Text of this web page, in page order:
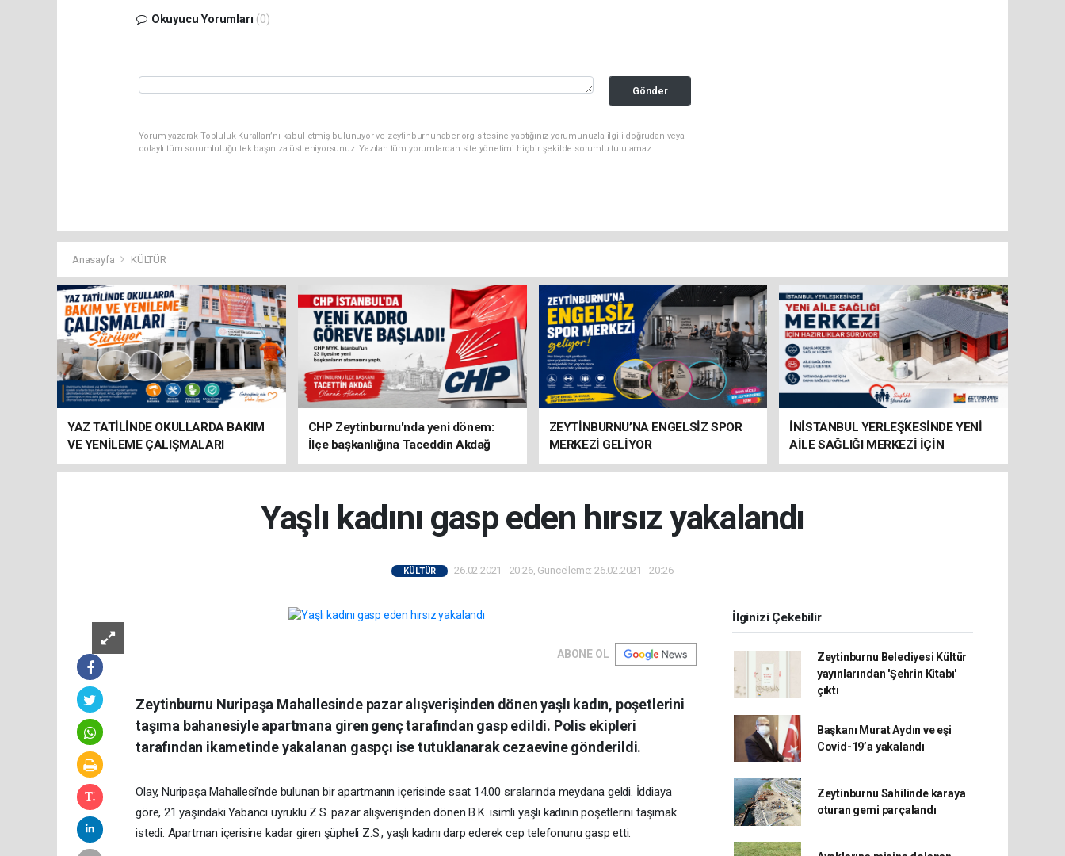
Okuyucu Yorumları (0)
Gönder
Yorum yazarak Topluluk Kuralları’nı kabul etmiş bulunuyor ve zeytinburnuhaber.org sitesine yaptığınız yorumunuzla ilgili doğrudan veya
dolaylı tüm sorumluluğu tek başınıza üstleniyorsunuz. Yazılan tüm yorumlardan site yönetimi hiçbir şekilde sorumlu tutulamaz.
Anasayfa KÜLTÜR
YAZ TATİLİNDE OKULLARDA BAKIM
VE YENİLEME ÇALIŞMALARI
SÜRÜYOR
CHP Zeytinburnu'nda yeni dönem:
İlçe başkanlığına Taceddin Akdağ
atandı
ZEYTİNBURNU’NA ENGELSİZ SPOR
MERKEZİ GELİYOR
İNİSTANBUL YERLEŞKESİNDE YENİ
AİLE SAĞLIĞI MERKEZİ İÇİN
HAZIRLIKLAR SÜRÜYOR
Yaşlı kadını gasp eden hırsız yakalandı
KÜLTÜR 26.02.2021 - 20:26, Güncelleme: 26.02.2021 - 20:26
ABONE OL
Zeytinburnu Nuripaşa Mahallesinde pazar alışverişinden dönen yaşlı kadın, poşetlerini
taşıma bahanesiyle apartmana giren genç tarafından gasp edildi. Polis ekipleri
tarafından ikametinde yakalanan gaspçı ise tutuklanarak cezaevine gönderildi.
Olay, Nuripaşa Mahallesi’nde bulunan bir apartmanın içerisinde saat 14.00 sıralarında meydana geldi. İddiaya
göre, 21 yaşındaki Yabancı uyruklu Z.S. pazar alışverişinden dönen B.K. isimli yaşlı kadının poşetlerini taşımak
istedi. Apartman içerisine kadar giren şüpheli Z.S., yaşlı kadını darp ederek cep telefonunu gasp etti.
İlginizi Çekebilir
Zeytinburnu Belediyesi Kültür
yayınlarından 'Şehrin Kitabı'
çıktı
Başkanı Murat Aydın ve eşi
Covid-19’a yakalandı
Zeytinburnu Sahilinde karaya
oturan gemi parçalandı